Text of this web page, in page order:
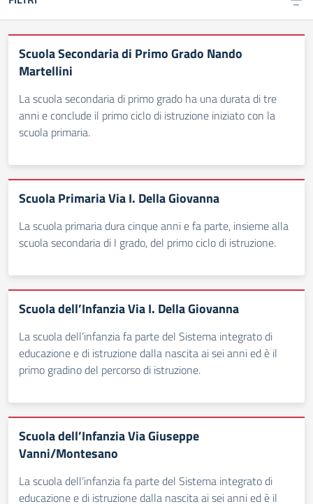
Scuola Secondaria di Primo Grado Nando
Martellini
La scuola secondaria di primo grado ha una durata di tre
anni e conclude il primo ciclo di istruzione iniziato con la
scuola primaria.
Scuola Primaria Via I. Della Giovanna
La scuola primaria dura cinque anni e fa parte, insieme alla
scuola secondaria di I grado, del primo ciclo di istruzione.
Scuola dell’Infanzia Via I. Della Giovanna
La scuola dell’infanzia fa parte del Sistema integrato di
educazione e di istruzione dalla nascita ai sei anni ed è il
primo gradino del percorso di istruzione.
Scuola dell’Infanzia Via Giuseppe
Vanni/Montesano
La scuola dell’infanzia fa parte del Sistema integrato di
educazione e di istruzione dalla nascita ai sei anni ed è il